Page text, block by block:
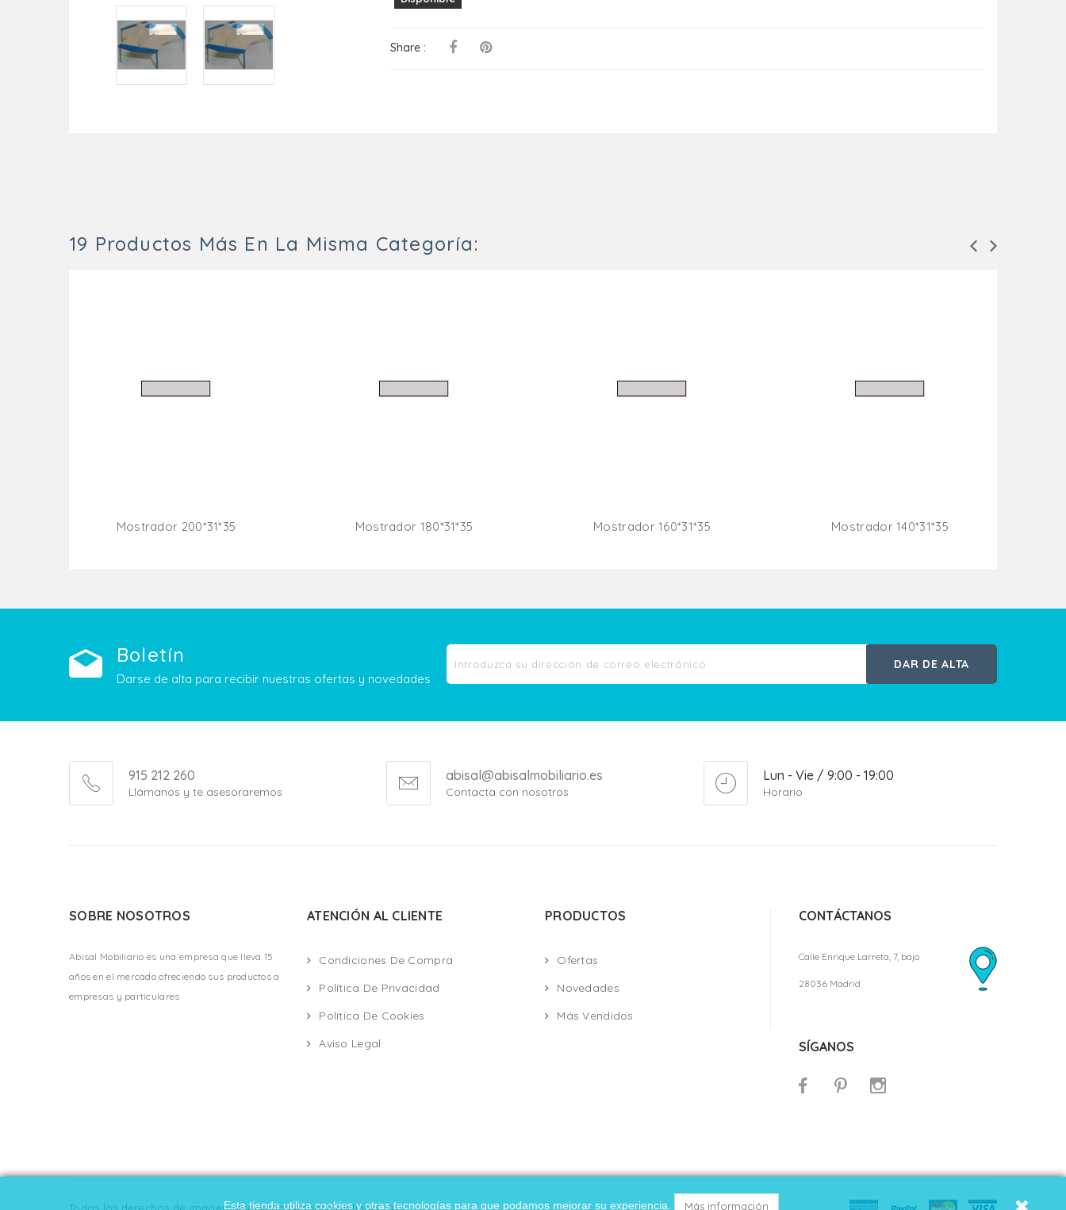
Esta tienda utiliza cookies y otras tecnologías para que podamos mejorar su experiencia. Más información
Share :
19 Productos Más En La Misma Categoría:
Mostrador 200*31*35
Mostrador 180*31*35
Mostrador 160*31*35
Mostrador 140*31*35
Boletín
Darse de alta para recibir nuestras ofertas y novedades
DAR DE ALTA
915 212 260
Llámanos y te asesoraremos
abisal@abisalmobiliario.es
Contacta con nosotros
Lun - Vie / 9:00 - 19:00
Horario
SOBRE NOSOTROS
Abisal Mobiliario es una empresa que lleva 15
años en el mercado ofreciendo sus productos a
empresas y particulares
ATENCIÓN AL CLIENTE
Condiciones De Compra
Política De Privacidad
Política De Cookies
Aviso Legal
PRODUCTOS
Ofertas
Novedades
Más Vendidos
CONTÁCTANOS
Calle Enrique Larreta, 7, bajo
28036 Madrid
SÍGANOS